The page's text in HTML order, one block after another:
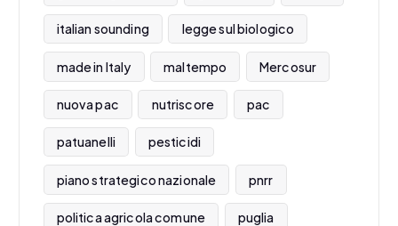
italian sounding legge sul biologico
made in Italy maltempo Mercosur
nuova pac nutriscore pac
patuanelli pesticidi
piano strategico nazionale pnrr
politica agricola comune puglia